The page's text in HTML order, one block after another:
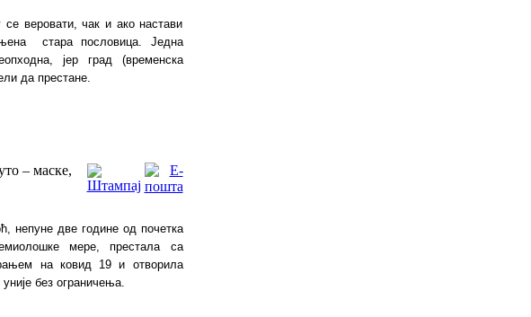
веровати, чак и ако настави
стара пословица. Једна
јер град (временска
да престане.
– маске,
непуне две године од почетка
мере, престала са
на ковид 19 и отворила
без ограничења.